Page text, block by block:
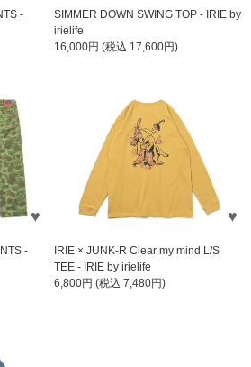
-
SIMMER DOWN SWING TOP - IRIE by
irielife
16,000円 (税込 17,600円)
-
IRIE × JUNK-R Clear my mind L/S
TEE - IRIE by irielife
6,800円 (税込 7,480円)